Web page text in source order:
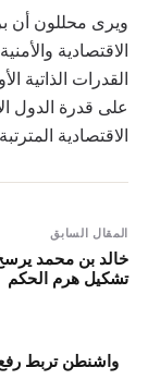
ويرى محللون أن
الاقتصادية
القدرات الذاتية
على قدرة الدول
الاقتصادية
المقال السابق
خالد بن محمد
تشكيل هرم الحكم
واشنطن تربط رفع